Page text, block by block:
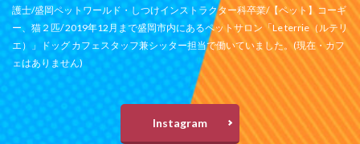
護士/盛岡ペットワールド・しつけインストラクター科卒業/【ペット】コーギ
ー、猫２匹/ 2019年12月まで盛岡市内にあるペットサロン「Le terrie（ルテリ
エ）」ドッグ カフェスタッフ兼シッター担当で働いていました。(現在・カフ
ェはありません)
Instagram